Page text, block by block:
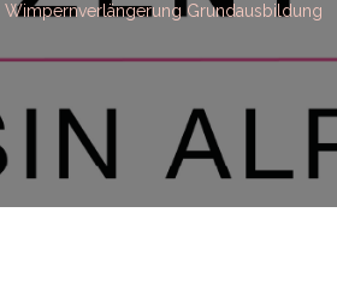
Wimpernverlängerung Grundausbildung